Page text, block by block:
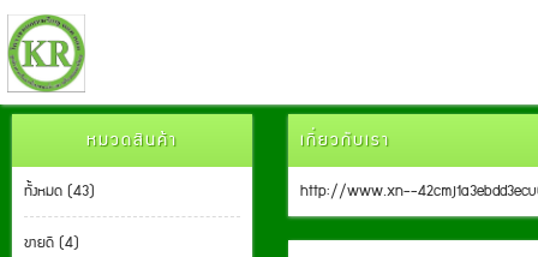
หมวดสินค้า
ทั้งหมด (43)
ขายดี (4)
เกี่ยวกับเรา
http://www.xn--